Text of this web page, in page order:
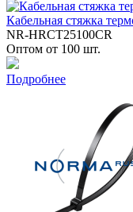
Кабельная стяжка
NR-HRCT25100CR
Оптом от 100 шт.
Подробнее